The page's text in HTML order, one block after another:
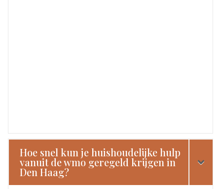
Hoe snel kun je huishoudelijke hulp
vanuit de wmo geregeld krijgen in
Den Haag?